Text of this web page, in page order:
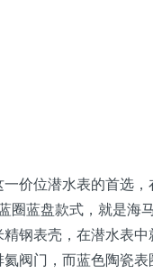
一价位潜水表的首选
圈蓝盘款式，就是海
钢表壳，在潜水表
阀门，而蓝色陶瓷